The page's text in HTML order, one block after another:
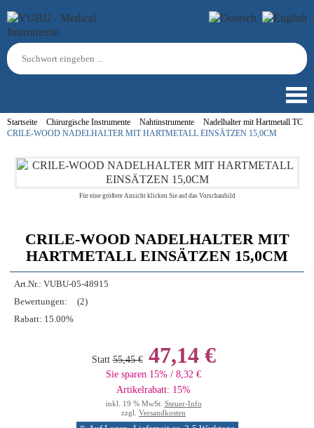
Startseite Chirurgische Instrumente Nahtinstrumente
Nadelhalter mit Hartmetall TC
CRILE-WOOD NADELHALTER MIT HARTMETALL EINSÄTZEN 15,0CM
Für eine größere Ansicht klicken Sie auf das Vorschaubild
CRILE-WOOD NADELHALTER MIT
HARTMETALL EINSÄTZEN 15,0CM
Art.Nr.: VUBU-05-48915
Bewertungen:
(2)
Rabatt: 15.00%
Statt 55,45 €47,14 €
Sie sparen 15% / 8,32 €
Artikelrabatt: 15%
inkl. 19 % MwSt. Steuer-Info
zzgl. Versandkosten